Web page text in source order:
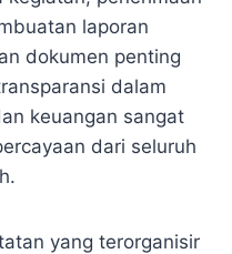
laporan
dokumen penting
dalam
keuangan sangat
dari seluruh
yang terorganisir